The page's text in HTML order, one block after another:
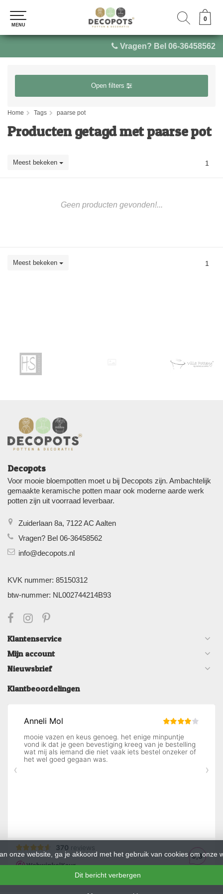
Vragen? Bel 06-36458562
0
MENU
0
MENU
Open filters
Home Tags paarse pot
Producten getagd met paarse pot
Meest bekeken 1
Geen producten gevonden!...
Meest bekeken 1
Decopots
Voor mooie bloempotten moet u bij Decopots zijn. Ambachtelijk
gemaakte keramische potten maar ook moderne aarde werk
potten zijn uit voorraad leverbaar.
Zuiderlaan 8a, 7122 AC Aalten
Vragen? Bel 06-36458562
info@decopots.nl
KVK nummer: 85150312
btw-nummer: NL002744214B93
Klantenservice
Mijn account
Nieuwsbrief
Klantbeoordelingen
onze website, ga je akkoord met het gebruik van cookies om onze
Dit bericht verbergen